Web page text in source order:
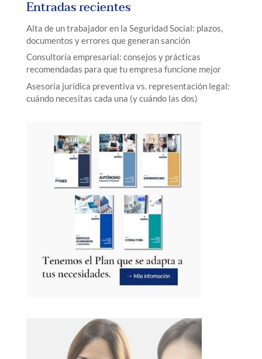
Entradas recientes
Alta de un trabajador en la Seguridad Social: plazos,
documentos y errores que generan sanción
Consultoría empresarial: consejos y prácticas
recomendadas para que tu empresa funcione mejor
Asesoría jurídica preventiva vs. representación legal:
cuándo necesitas cada una (y cuándo las dos)